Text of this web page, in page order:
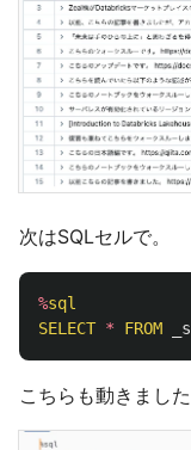
次はSQLセルで。
%sql
SELECT * FROM
こちらも動きました